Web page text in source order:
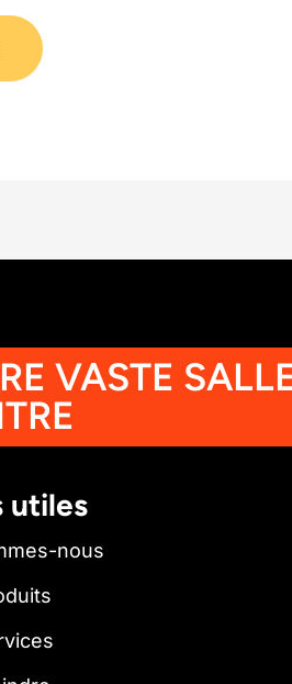
VASTE
utiles
nous